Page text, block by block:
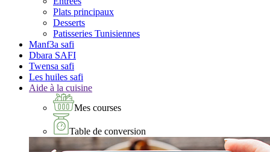
Plats principaux
Desserts
Patisseries Tunisiennes
Manf3a safi
Dbara SAFI
Twensa safi
Les huiles safi
Aide à la cuisine
Mes courses
Table de conversion